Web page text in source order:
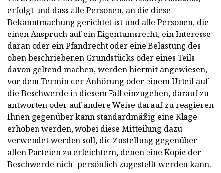
erfolgt und dass alle Personen, an die diese
Bekanntmachung gerichtet ist und alle Personen, die
einen Anspruch auf ein Eigentumsrecht, ein Interesse
daran oder ein Pfandrecht oder eine Belastung des
oben beschriebenen Grundstücks oder eines Teils
davon geltend machen, werden hiermit angewiesen,
vor dem Termin der Anhörung oder einem Urteil auf
die Beschwerde in diesem Fall einzugehen, darauf zu
antworten oder auf andere Weise darauf zu reagieren
Ihnen gegenüber kann standardmäßig eine Klage
erhoben werden, wobei diese Mitteilung dazu
verwendet werden soll, die Zustellung gegenüber
allen Parteien zu erleichtern, denen eine Kopie der
Beschwerde nicht persönlich zugestellt werden kann.